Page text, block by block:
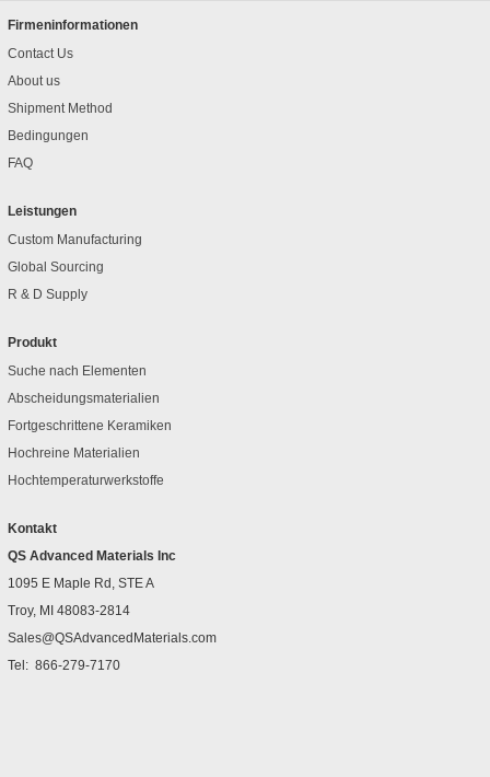
Firmeninformationen
Contact Us
About us
Shipment Method
Bedingungen
FAQ
Leistungen
Custom Manufacturing
Global Sourcing
R & D Supply
Produkt
Suche nach Elementen
Abscheidungsmaterialien
Fortgeschrittene Keramiken
Hochreine Materialien
Hochtemperaturwerkstoffe
Kontakt
QS Advanced Materials Inc
1095 E Maple Rd, STE A
Troy, MI 48083-2814
Sales@QSAdvancedMaterials.com
Tel: 866-279-7170